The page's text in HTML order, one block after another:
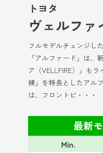
トヨタ
ヴェルファ
フルモデルチェンジし
「アルファード」は、
ア（VELLFIRE）」も
練」を特長としたアル
は、フロントピ・・・
最新
Min.